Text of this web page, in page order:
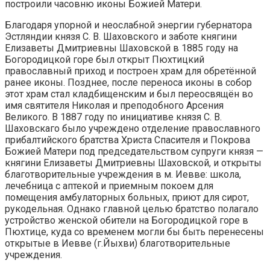
построили часовню иконы Божией Матери.
Благодаря упорной и неослабной энергии губернатора
Эстляндии князя С. В. Шаховского и заботе княгини
Елизаветы Дмитриевны Шаховской в 1885 году на
Богородицкой горе был открыт Пюхтицкий
православный приход и построен храм для обретённой
ранее иконы. Позднее, после переноса иконы в собор
этот храм стал кладбищенским и был переосвящён во
имя святителя Николая и преподобного Арсения
Великого. В 1887 году по инициативе князя С. В.
Шаховскаго было учреждено отделение православного
прибалтийского братства Христа Спасителя и Покрова
Божией Матери под председательством супруги князя —
княгини Елизаветы Дмитриевны Шаховской, и открыты
благотворительные учреждения в м. Иевве: школа,
лечебница с аптекой и приемным покоем для
помещения амбулаторных больных, приют для сирот,
рукодельная. Однако главной целью братство полагало
устройство женской обители на Богородицкой горе в
Пюхтице, куда со временем могли бы быть перенесены
открытые в Иевве (г.Йыхви) благотворительные
учреждения.